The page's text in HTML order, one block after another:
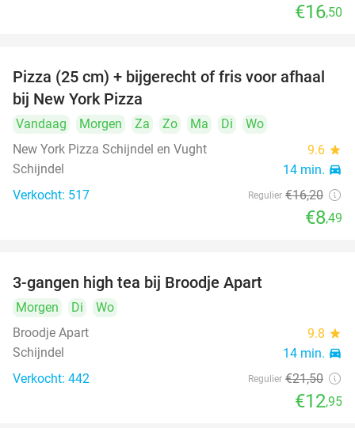
€16,50
48%
Pizza (25 cm) + bijgerecht of fris voor afhaal
bij New York Pizza
Vandaag Morgen Za Zo Ma Di
Wo
New York Pizza Schijndel en Vught
9.6 star
Schijndel 14 min. directions_car
Verkocht: 517 Regulier €16,20
€8,49
3-gangen high tea bij Broodje Apart
Morgen Di
Wo
Broodje Apart
9.8 star
Schijndel 14 min. directions_car
Verkocht: 442 Regulier €21,50
€12,95